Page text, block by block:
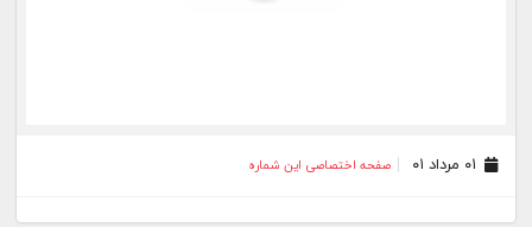
صفحه اختصاصی این شماره